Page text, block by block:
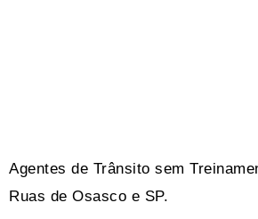
Agentes de Trânsito sem
Ruas de Osasco e SP.